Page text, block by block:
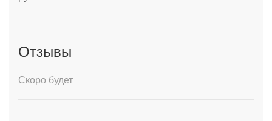
Отзывы
Скоро будет